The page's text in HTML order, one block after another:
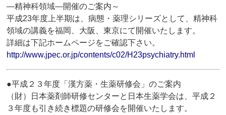
―精神科領域―開催のご案内～
平成23年度上半期は、病態・薬理シリーズとして、精神科
領域の講義を福岡、大阪、東京にて開催いたします。
詳細は下記ホームページをご確認下さい。
http://www.jpec.or.jp/contents/c02/H23psychiatry.html
●平成２３年度「漢方薬・生薬研修会」のご案内
（財）日本薬剤師研修センターと日本生薬学会は、平成２
３年度も引き続き標題の研修会を開催いたします。